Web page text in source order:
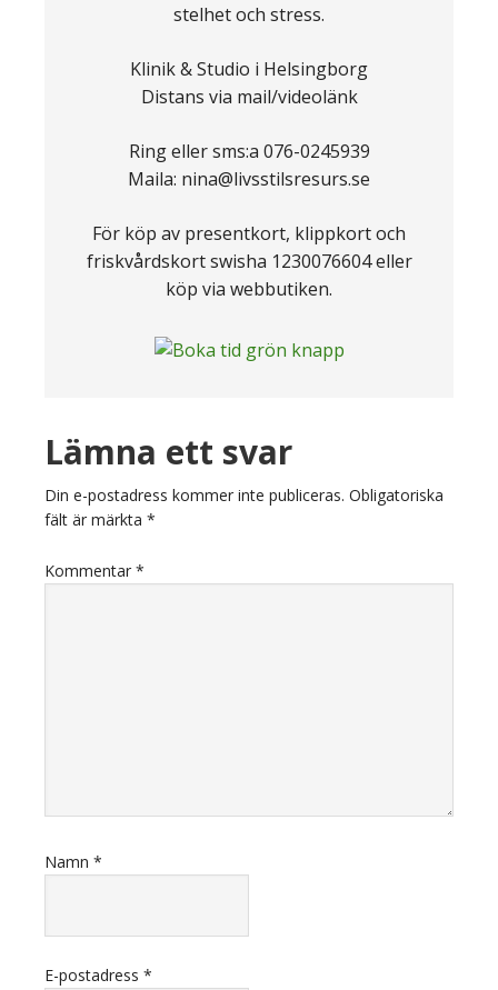
stelhet och stress.
Klinik & Studio i Helsingborg
Distans via mail/videolänk
Ring eller sms:a 076-0245939
Maila: nina@livsstilsresurs.se
För köp av presentkort, klippkort och
friskvårdskort swisha 1230076604 eller
köp via webbutiken.
Läsarkommentarer
Lämna ett svar
Din e-postadress kommer inte publiceras. Obligatoriska
fält är märkta *
Kommentar *
Namn *
E-postadress *